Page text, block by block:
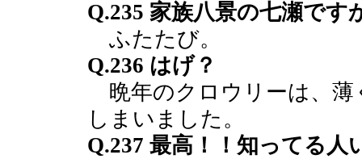
Q.235 家族八景の七瀬です
ふたたび。
Q.236 はげ？
晩年のクロウリーは、薄
しまいました。
Q.237 最高！！知ってる人